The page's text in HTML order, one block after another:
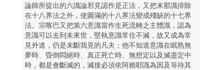
論師所提出的六識論邪見認作是正法，又把末那識排除
在十八界法之外，使圓滿的十八界法變成殘缺的十七界
法。宗喀巴又把第六意識當作生死流轉之主體識，認為
意識可以去到未來世，堅執意識常住不滅，故又成為常
見外道，仍是未斷我見的凡夫；他不知道意識在眠熟無
夢時、昏倒悶絕時、真正死亡時、無想定以及滅盡定中
時，都是會斷滅的，滅後必須依阿賴耶識為因及等待其